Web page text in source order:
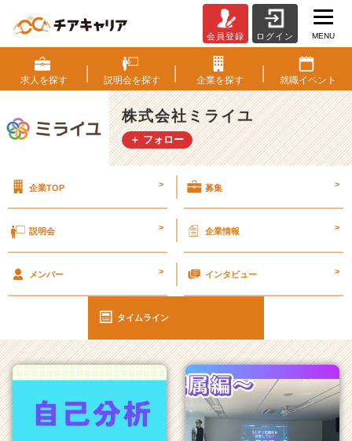
式
会
社
ミ
ラ
イ
イ
イ
|
ベ
ン
チ
ー・
成
会員登録 ログイン MENU
求人を探す 説明会を探す 企業を探す 就職イベント
株式会社ミライユ
＋ フォロー
企業TOP > 募集 >
説明会 > 企業情報 >
メンバー > インタビュー >
タイムライン